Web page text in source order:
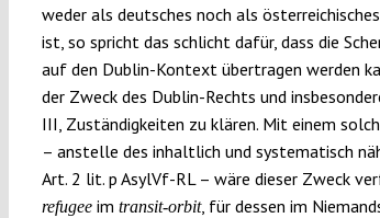
weder als deutsches noch als
ist, so spricht das schlicht dafür, dass die
auf den Dublin-Kontext übertragen werden
der Zweck des Dublin-Rechts und
III, Zuständigkeiten zu klären. Mit einem
– anstelle des inhaltlich und systematisch
Art. 2 lit. p AsylVf-RL – wäre dieser Zweck
refugee im transit-orbit, für dessen im